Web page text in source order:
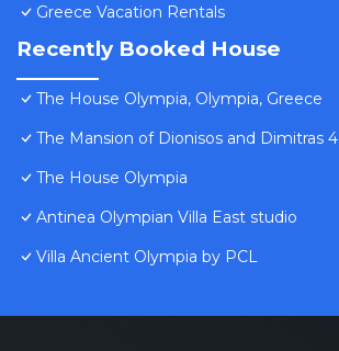
Greece Vacation Rentals
Recently Booked House
The House Olympia, Olympia, Greece
The Mansion of Dionisos and Dimitras 4
The House Olympia
Antinea Olympian Villa East studio
Villa Ancient Olympia by PCL